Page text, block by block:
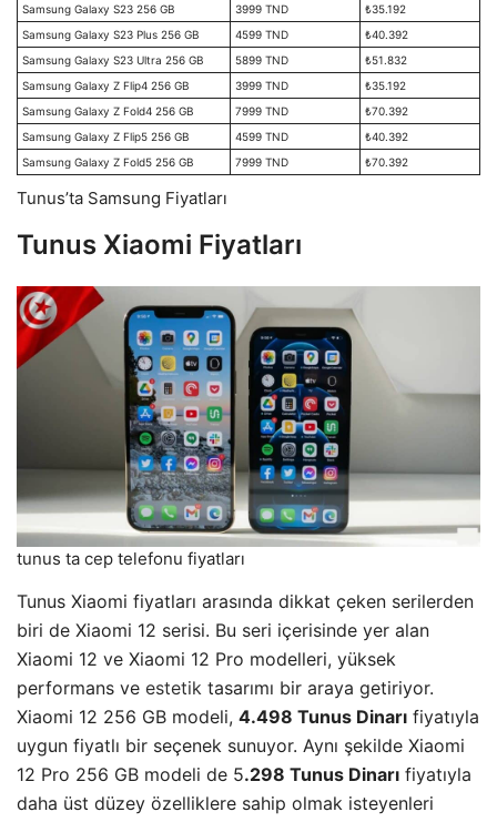
Samsung Galaxy S23 256 GB
3999 TND
₺35.192
Samsung Galaxy S23 Plus 256 GB
4599 TND
₺40.392
Samsung Galaxy S23 Ultra 256 GB
5899 TND
₺51.832
Samsung Galaxy Z Flip4 256 GB
3999 TND
₺35.192
Samsung Galaxy Z Fold4 256 GB
7999 TND
₺70.392
Samsung Galaxy Z Flip5 256 GB
4599 TND
₺40.392
Samsung Galaxy Z Fold5 256 GB
7999 TND ₺70.392
Tunus’ta Samsung Fiyatları
Tunus Xiaomi Fiyatları
tunus ta cep telefonu fiyatları
Tunus Xiaomi fiyatları arasında dikkat çeken serilerden
biri de Xiaomi 12 serisi. Bu seri içerisinde yer alan
Xiaomi 12 ve Xiaomi 12 Pro modelleri, yüksek
performans ve estetik tasarımı bir araya getiriyor.
Xiaomi 12 256 GB modeli, 4.498 Tunus Dinarı fiyatıyla
uygun fiyatlı bir seçenek sunuyor. Aynı şekilde Xiaomi
12 Pro 256 GB modeli de 5.298 Tunus Dinarı fiyatıyla
daha üst düzey özelliklere sahip olmak isteyenleri